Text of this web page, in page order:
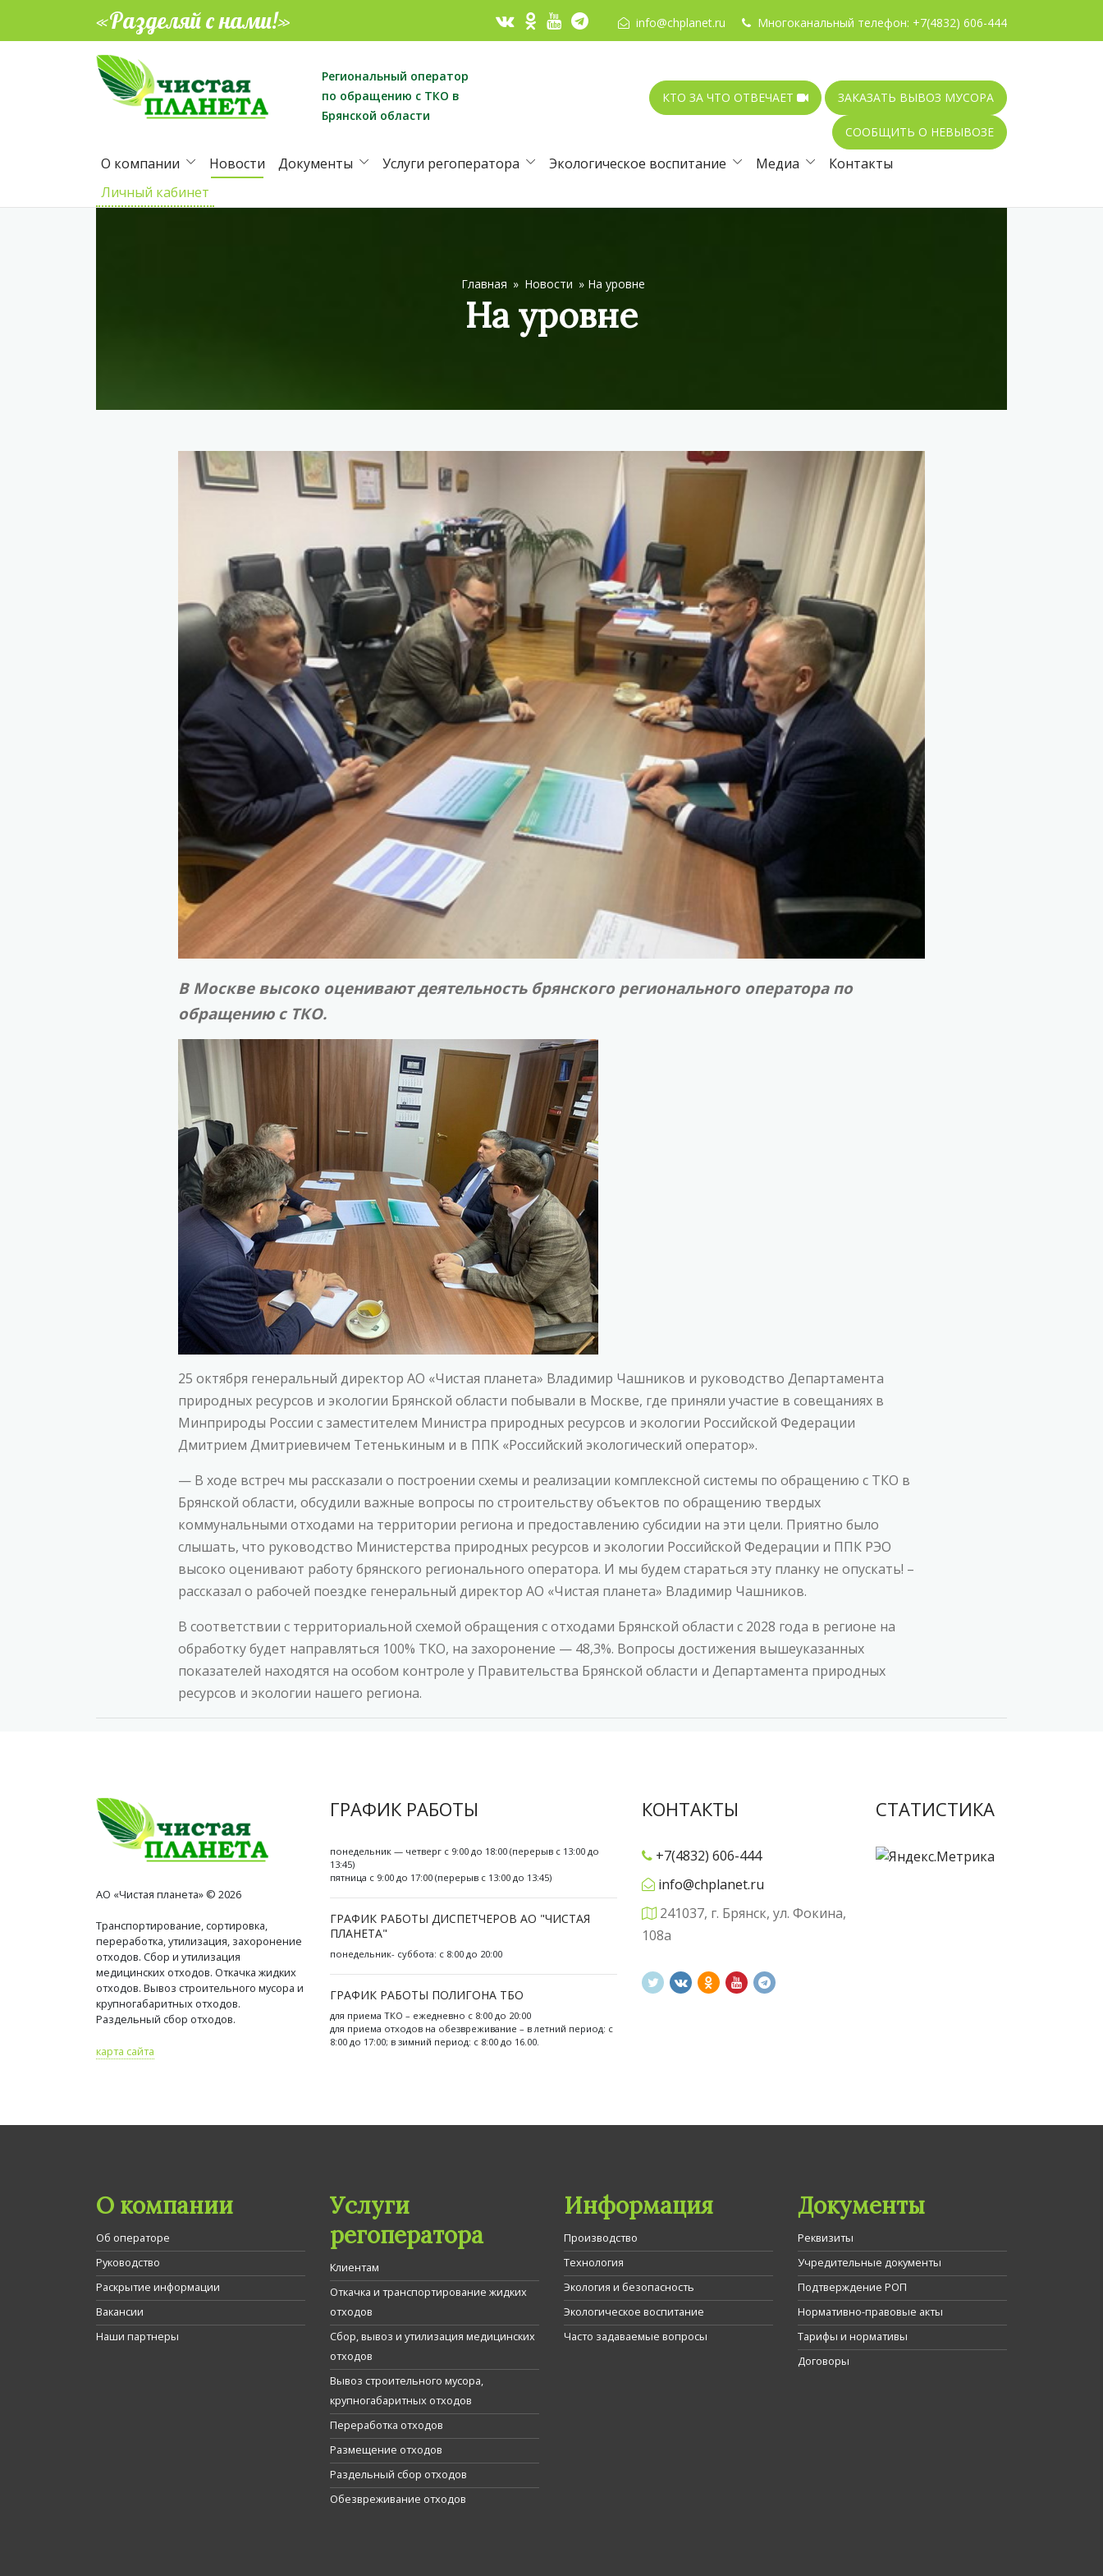
«Разделяй с нами!» info@chplanet.ru Многоканальный телефон: +7(4832) 606-444
Региональный оператор
по обращению с ТКО в
Брянской области
КТО ЗА ЧТО ОТВЕЧАЕТ ЗАКАЗАТЬ ВЫВОЗ МУСОРА
СООБЩИТЬ О НЕВЫВОЗЕ
О компании Новости Документы Услуги регоператора Экологическое воспитание Медиа
Контакты
Личный кабинет
Главная » Новости » На уровне
На уровне
В Москве высоко оценивают деятельность брянского регионального оператора по
обращению с ТКО.
25 октября генеральный директор АО «Чистая планета» Владимир Чашников и руководство Департамента
природных ресурсов и экологии Брянской области побывали в Москве, где приняли участие в совещаниях в
Минприроды России с заместителем Министра природных ресурсов и экологии Российской Федерации
Дмитрием Дмитриевичем Тетенькиным и в ППК «Российский экологический оператор».
— В ходе встреч мы рассказали о построении схемы и реализации комплексной системы по обращению с ТКО в
Брянской области, обсудили важные вопросы по строительству объектов по обращению твердых
коммунальными отходами на территории региона и предоставлению субсидии на эти цели. Приятно было
слышать, что руководство Министерства природных ресурсов и экологии Российской Федерации и ППК РЭО
высоко оценивают работу брянского регионального оператора. И мы будем стараться эту планку не опускать! –
рассказал о рабочей поездке генеральный директор АО «Чистая планета» Владимир Чашников.
В соответствии с территориальной схемой обращения с отходами Брянской области с 2028 года в регионе на
обработку будет направляться 100% ТКО, на захоронение — 48,3%. Вопросы достижения вышеуказанных
показателей находятся на особом контроле у Правительства Брянской области и Департамента природных
ресурсов и экологии нашего региона.
АО «Чистая планета» © 2026
Транспортирование, сортировка,
переработка, утилизация, захоронение
отходов. Сбор и утилизация
медицинских отходов. Откачка жидких
отходов. Вывоз строительного мусора и
крупногабаритных отходов.
Раздельный сбор отходов.
карта сайта
ГРАФИК РАБОТЫ
понедельник — четверг с 9:00 до 18:00 (перерыв с 13:00 до
13:45)
пятница с 9:00 до 17:00 (перерыв с 13:00 до 13:45)
ГРАФИК РАБОТЫ ДИСПЕТЧЕРОВ АО "ЧИСТАЯ
ПЛАНЕТА"
понедельник- суббота: с 8:00 до 20:00
ГРАФИК РАБОТЫ ПОЛИГОНА ТБО
для приема ТКО – ежедневно с 8:00 до 20:00
для приема отходов на обезвреживание – в летний период: с
8:00 до 17:00; в зимний период: с 8:00 до 16.00.
КОНТАКТЫ
+7(4832) 606-444
info@chplanet.ru
241037, г. Брянск, ул. Фокина,
108а
СТАТИСТИКА
О компании
Об операторе
Руководство
Раскрытие информации
Вакансии
Наши партнеры
Услуги
регоператора
Клиентам
Откачка и транспортирование жидких
отходов
Сбор, вывоз и утилизация медицинских
отходов
Вывоз строительного мусора,
крупногабаритных отходов
Переработка отходов
Размещение отходов
Раздельный сбор отходов
Обезвреживание отходов
Информация
Производство
Технология
Экология и безопасность
Экологическое воспитание
Часто задаваемые вопросы
Документы
Реквизиты
Учредительные документы
Подтверждение РОП
Нормативно-правовые акты
Тарифы и нормативы
Договоры